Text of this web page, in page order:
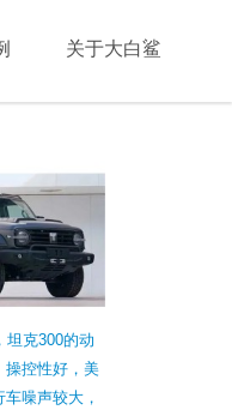
关于大白鲨
坦克300的动
操控性好，美
噪声较大，